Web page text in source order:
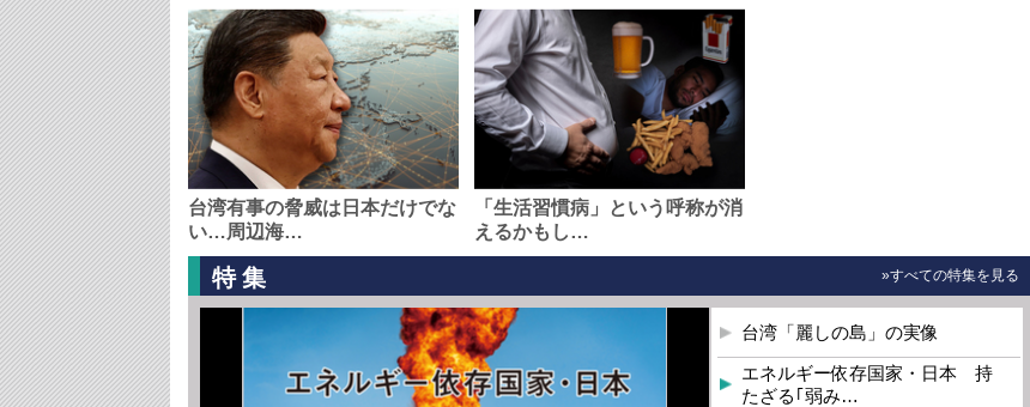
台湾有事の脅威は日本だけでな
い…周辺海…
「生活習慣病」という呼称が消
えるかもし…
特集 »すべての特集を見る
台湾「麗しの島」の実像
エネルギー依存国家・日本 持
たざる｢弱み…